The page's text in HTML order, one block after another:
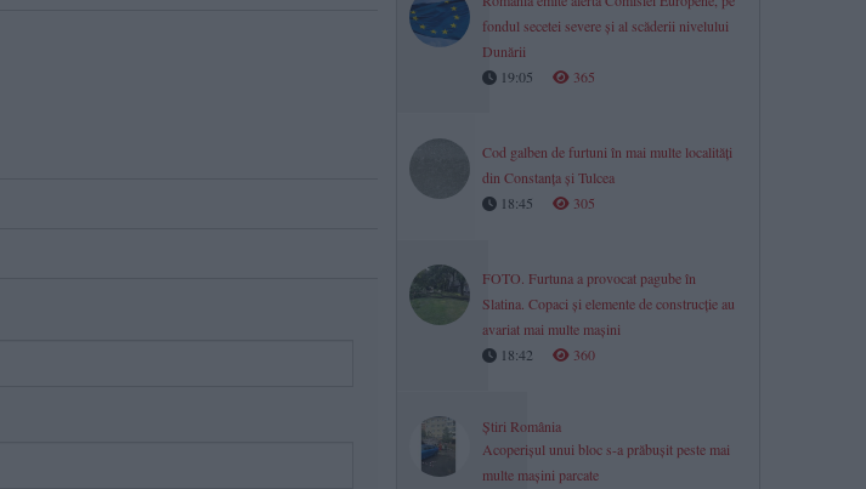
fondul secetei severe și al scăderii nivelului
Dunării
19:05
365
Cod galben de furtuni în mai multe localități
din Constanța și Tulcea
18:45
305
FOTO. Furtuna a provocat pagube în
Slatina. Copaci și elemente de construcție au
avariat mai multe mașini
18:42
360
Știri România
Acoperișul unui bloc s-a prăbușit peste mai
multe mașini parcate